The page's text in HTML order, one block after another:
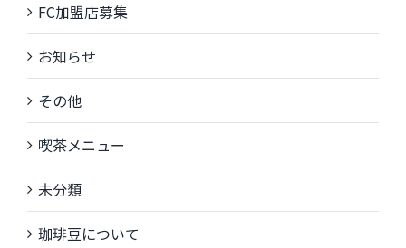
FC加盟店募集
お知らせ
その他
喫茶メニュー
未分類
珈琲豆について